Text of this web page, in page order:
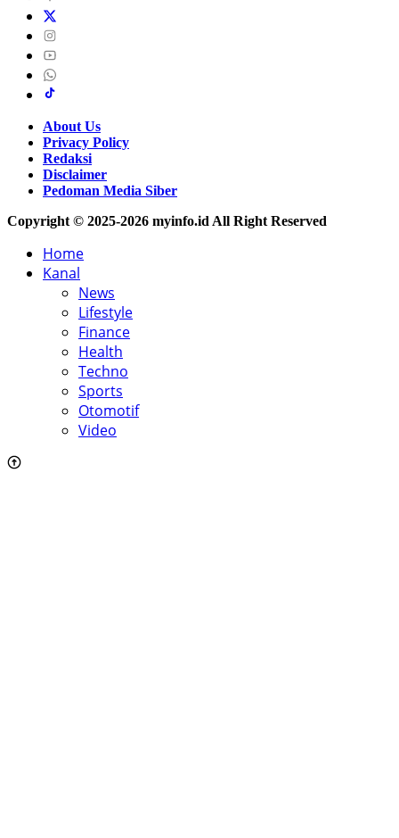
About Us
Privacy Policy
Redaksi
Disclaimer
Pedoman Media Siber
Copyright © 2025-2026 myinfo.id All Right Reserved
Home
Kanal
News
Lifestyle
Finance
Health
Techno
Sports
Otomotif
Video